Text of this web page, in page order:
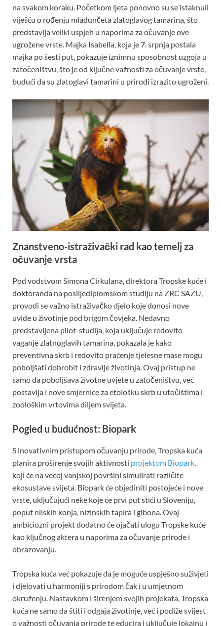
na svakom koraku. Početkom ljeta ponovno su se istaknuli
viješću o rođenju mladunčeta zlatoglavog tamarina, što
predstavlja veliki uspjeh u naporima za očuvanje ove
ugrožene vrste. Majka Isabella, koja je 7. srpnja postala
majka po šesti put, pokazuje iznimnu sposobnost uzgoja u
zatočeništvu, što je od ključne važnosti za očuvanje vrste,
budući da su zlatoglavi tamarini u prirodi izrazito ugroženi.
Znanstveno-istraživački rad kao temelj za
očuvanje vrsta
Pod vodstvom Simona Cirkulana, direktora Tropske kuće i
doktoranda na poslijediplomskom studiju na ZRC SAZU,
provodi se važno istraživačko djelo koje donosi nove
uvide u životinje pod brigom čovjeka. Nedavno
predstavljena pilot-studija, koja uključuje redovito
vaganje zlatnoglavih tamarina, pokazala je kako
preventivna skrb i redovito praćenje tjelesne mase mogu
poboljšati dobrobit i zdravlje životinja. Ovaj pristup ne
samo da poboljšava životne uvjete u zatočeništvu, već
postavlja i nove smjernice za etološku skrb u utočištima i
zoološkim vrtovima diljem svijeta.
Pogled u budućnost: Biopark
S inovativnim pristupom očuvanju prirode, Tropska kuća
planira proširenje svojih aktivnosti projektom Biopark
koji će na većoj vanjskoj površini simulirati različite
ekosustave svijeta. Biopark će objediniti postojeće i nove
vrste, uključujući neke koje će prvi put stići u Sloveniju,
poput nilskih konja, nizinskih tapira i gibona. Ovaj
ambiciozni projekt dodatno će ojačati ulogu Tropske kuće
kao ključnog aktera u naporima za očuvanje prirode i
obrazovanju.
Tropska kuća već pokazuje da je moguće uspješno suživjeti
i djelovati u harmoniji s prirodom čak i u umjetnom
okruženju. Nastavkom i širenjem svojih projekata, Tropska
kuća ne samo da štiti i odgaja životinje, već i podiže svijest
o važnosti očuvanja prirode te educira i uključuje lokalnu i